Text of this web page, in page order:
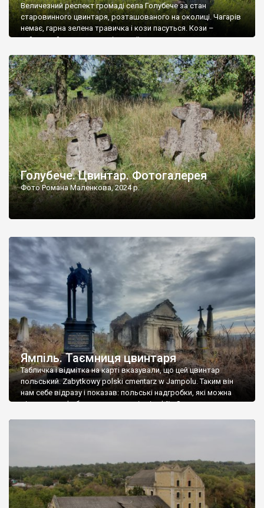
Величезний респект громаді села Голубече за стан
старовинного цвинтаря, розташованого на околиці. Чагарів
немає, гарна зелена травичка і кози пасуться. Кози –
найкращий регулятор шкідливої, для старих кладовищ,
бруньками, кози ті бруньки обгризають, бо то улюблений
делікатес. На цвинтарі у Голубечому ціла колекція
різноманітних форм хрестів. Село відносно невелике, […]
Голубече. Цвинтар. Фотогалерея
Фото Романа Маленкова, 2024 р.
Ямпіль. Таємниця цвинтаря
Табличка і відмітка на карті вказували, що цей цвинтар
польський. Zabytkowy polski cmentarz w Jampolu. Таким він
нам себе відразу і показав: польські надгробки, які можна
віднести до фабричних, польські епітафії… Загалом цвинтар